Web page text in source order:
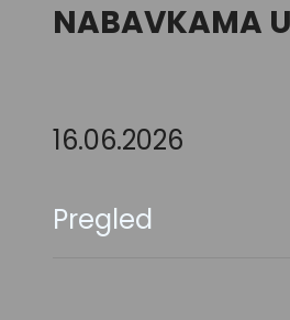
NABAVKAMA
16.06.2026
Pregled